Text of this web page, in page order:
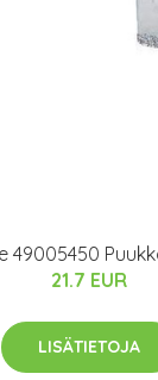
49005450
21.7 EUR
LISÄTIETOJA